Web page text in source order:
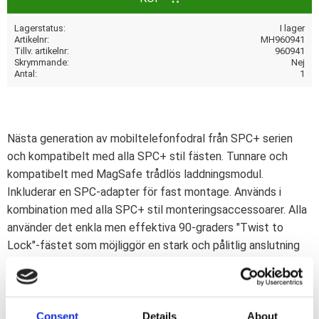
Consent Details About
Lagerstatus
I lager
Artikelnr
MH960941
Tillv. artikelnr
960941
Skrymmande
Nej
Antal
1
Nästa generation av mobiltelefonfodral från SPC+ serien
och kompatibelt med alla SPC+ stil fästen. Tunnare och
kompatibelt med MagSafe trådlös laddningsmodul.
Inkluderar en SPC-adapter för fast montage. Används i
kombination med alla SPC+ stil monteringsaccessoarer. Alla
använder det enkla men effektiva 90-graders "Twist to
Lock"-fästet som möjliggör en stark och pålitlig anslutning
SP Connect mobiltelefonfodralet är ett tunt men starkt 3-